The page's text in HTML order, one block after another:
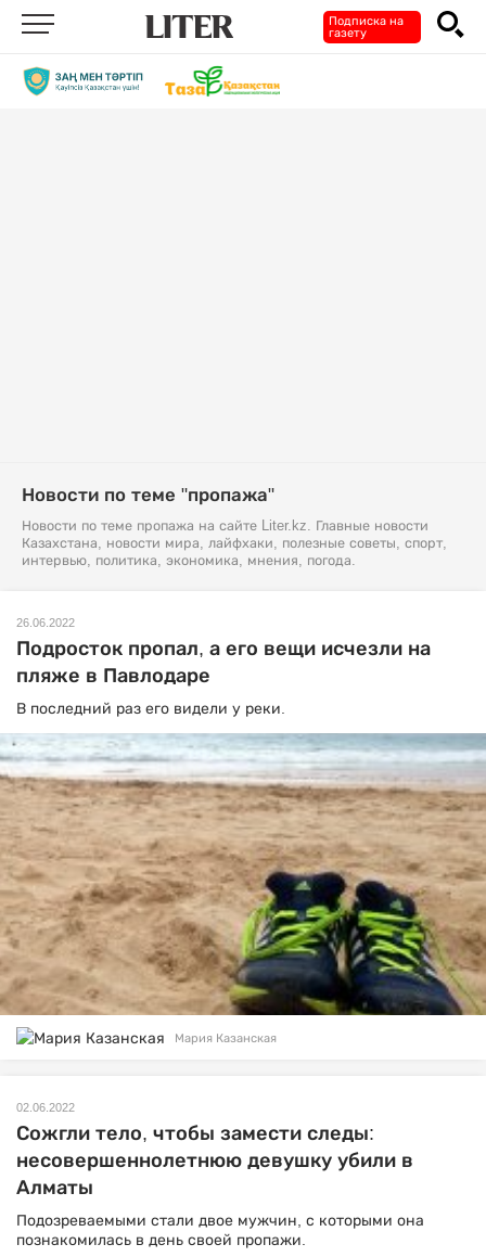
Подписка на
газету
Новости по теме "пропажа"
Новости по теме пропажа на сайте Liter.kz. Главные новости
Казахстана, новости мира, лайфхаки, полезные советы, спорт,
интервью, политика, экономика, мнения, погода.
26.06.2022
Подросток пропал, а его вещи исчезли на
пляже в Павлодаре
В последний раз его видели у реки.
Мария Казанская
02.06.2022
Сожгли тело, чтобы замести следы:
несовершеннолетнюю девушку убили в
Алматы
Подозреваемыми стали двое мужчин, с которыми она
познакомилась в день своей пропажи.